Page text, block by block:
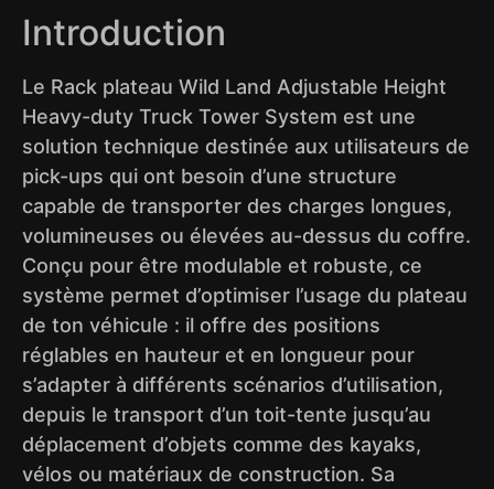
Introduction
Le Rack plateau Wild Land Adjustable Height
Heavy-duty Truck Tower System est une
solution technique destinée aux utilisateurs de
pick-ups qui ont besoin d’une structure
capable de transporter des charges longues,
volumineuses ou élevées au-dessus du coffre.
Conçu pour être modulable et robuste, ce
système permet d’optimiser l’usage du plateau
de ton véhicule : il offre des positions
réglables en hauteur et en longueur pour
s’adapter à différents scénarios d’utilisation,
depuis le transport d’un toit-tente jusqu’au
déplacement d’objets comme des kayaks,
vélos ou matériaux de construction. Sa